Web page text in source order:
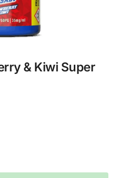
& Kiwi Super